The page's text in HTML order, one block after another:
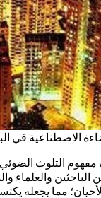
في
التلوث
مما يجعله